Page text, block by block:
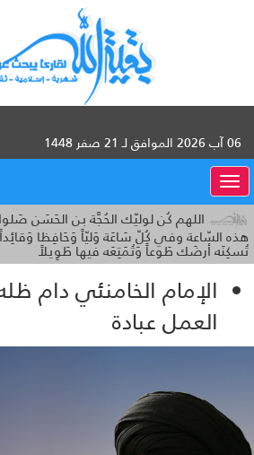
06 آب 2026 الموافق لـ 21 صفر 1448
القائمة
اللهم كُن لوليّك الحُجَّة بن الحَسَن
هذه السّاعة وفي كُلّ سَاعَة وَليّاً وَحَافِظا وَقائِداً
تُسكِنَه أرضَك طَوعاً وَتُمَتِعَه فيها طَوِيلاً
الإمام الخامنئي دام
العمل عبادة